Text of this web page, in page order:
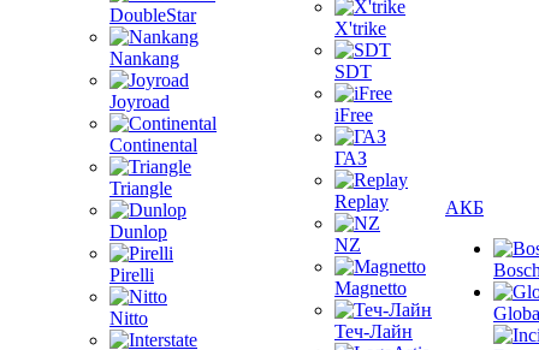
DoubleStar
Nankang
Joyroad
Continental
Triangle
Dunlop
Pirelli
Nitto
X'trike
SDT
iFree
ГАЗ
Replay
NZ
Magnetto
Теч-Лайн
АКБ